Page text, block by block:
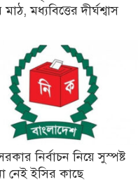
মধ্যবিত্তের দীর্ঘশ্বাস
নির্বাচন নিয়ে সুস্পষ্ট
নেই ইসির কাছে